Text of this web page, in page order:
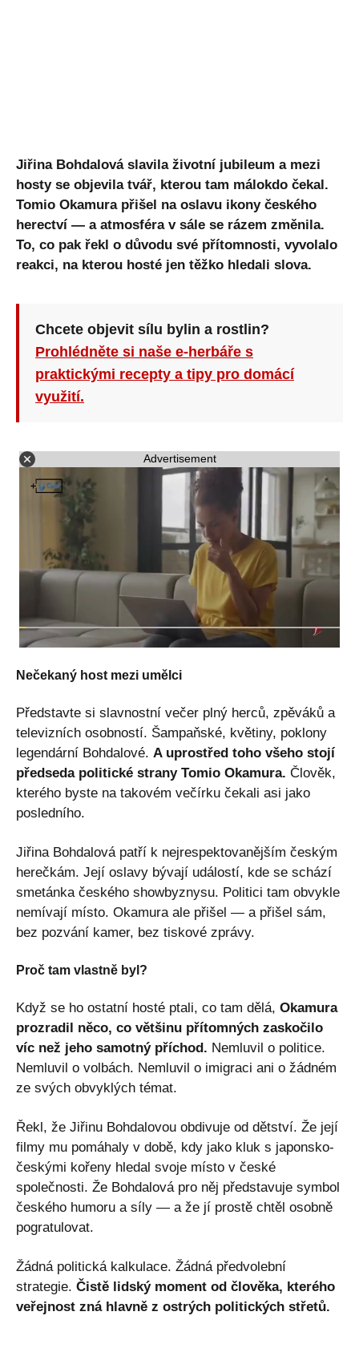
Jiřina Bohdalová slavila životní jubileum a mezi
hosty se objevila tvář, kterou tam málokdo čekal.
Tomio Okamura přišel na oslavu ikony českého
herectví — a atmosféra v sále se rázem změnila.
To, co pak řekl o důvodu své přítomnosti, vyvolalo
reakci, na kterou hosté jen těžko hledali slova.
Chcete objevit sílu bylin a rostlin?
Prohlédněte si naše e-herbáře s
praktickými recepty a tipy pro domácí
využití.
Advertisement
Nečekaný host mezi umělci
Představte si slavnostní večer plný herců, zpěváků a
televizních osobností. Šampaňské, květiny, poklony
legendární Bohdalové. A uprostřed toho všeho stojí
předseda politické strany Tomio Okamura. Člověk,
kterého byste na takovém večírku čekali asi jako
posledního.
Jiřina Bohdalová patří k nejrespektovanějším českým
herečkám. Její oslavy bývají událostí, kde se schází
smetánka českého showbyznysu. Politici tam obvykle
nemívají místo. Okamura ale přišel — a přišel sám,
bez pozvání kamer, bez tiskové zprávy.
Proč tam vlastně byl?
Když se ho ostatní hosté ptali, co tam dělá, Okamura
prozradil něco, co většinu přítomných zaskočilo
víc než jeho samotný příchod. Nemluvil o politice.
Nemluvil o volbách. Nemluvil o imigraci ani o žádném
ze svých obvyklých témat.
Řekl, že Jiřinu Bohdalovou obdivuje od dětství. Že její
filmy mu pomáhaly v době, kdy jako kluk s japonsko-
českými kořeny hledal svoje místo v české
společnosti. Že Bohdalová pro něj představuje symbol
českého humoru a síly — a že jí prostě chtěl osobně
pogratulovat.
Žádná politická kalkulace. Žádná předvolební
strategie. Čistě lidský moment od člověka, kterého
veřejnost zná hlavně z ostrých politických střetů.